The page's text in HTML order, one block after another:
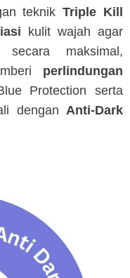
teknikTriple Kill
kulit wajah agar
maksimal,
perlindungan
Protection serta
dengan Anti-Dark